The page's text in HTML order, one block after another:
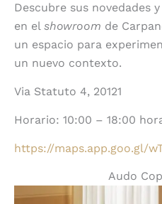
Descubre sus novedades
en el showroom de
un espacio para
un nuevo contexto.
Via Statuto 4, 20121
Horario: 10:00 – 18:00
https://maps.app.goo.gl/
Audo